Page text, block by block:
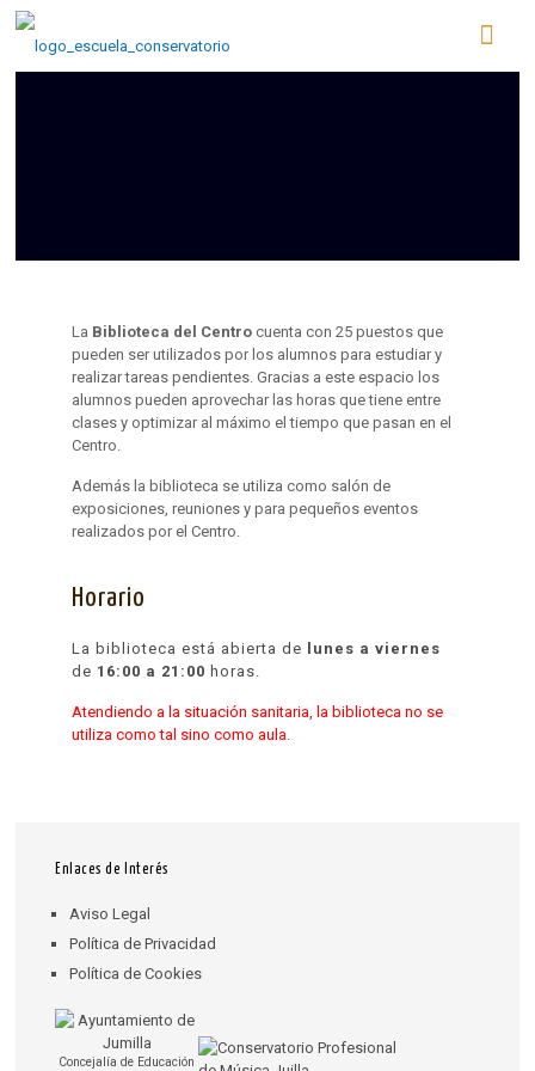
La Biblioteca del Centrocuenta con 25 puestos que
pueden ser utilizados por los alumnos para estudiar y
realizar tareas pendientes. Gracias a este espacio los
alumnos pueden aprovechar las horas que tiene entre
clases y optimizar al máximo el tiempo que pasan en el
Centro.
Además la biblioteca se utiliza como salón de
exposiciones, reuniones y para pequeños eventos
realizados por el Centro.
Horario
La biblioteca está abierta de lunes a viernes
de 16:00 a 21:00 horas.
Atendiendo a la situación sanitaria, la biblioteca no se
utiliza como tal sino como aula.
Enlaces de Interés
Aviso Legal
Política de Privacidad
Política de Cookies
Concejalía de Educación